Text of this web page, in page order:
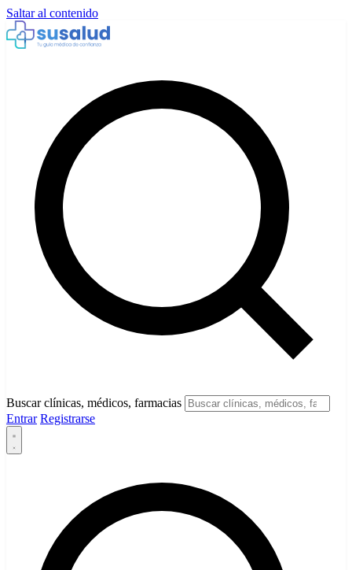
Saltar al contenido
Buscar clínicas, médicos, farmacias
Entrar Registrarse